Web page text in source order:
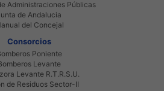
Administraciones Públicas
de Andalucia
del Concejal
Consorcios
Poniente
Levante
Levante R.T.R.S.U.
de Residuos Sector-II